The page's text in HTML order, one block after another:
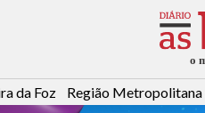
da Foz Região